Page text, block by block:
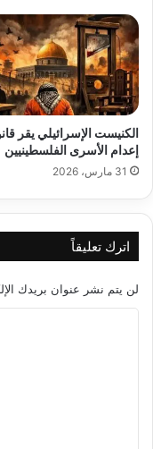
الكنيست الإسرائيلي يقر
إعدام الأسرى الفلسطينيين
31 مارس، 2026
اترك تعليقاً
لن يتم نشر عنوان بريدك